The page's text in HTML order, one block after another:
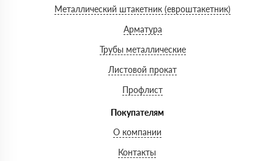
Металлический штакетник (евроштакетник)
Арматура
Трубы металлические
Листовой прокат
Профлист
Покупателям
О компании
Контакты